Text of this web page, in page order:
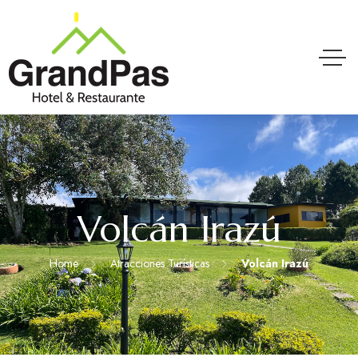
Volcán Irazú
Home Atracciones Turísticas Volcán Irazú